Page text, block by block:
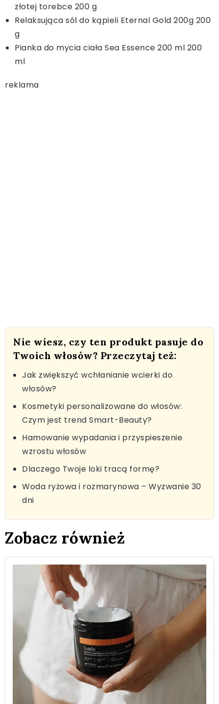
złotej torebce 200 g
Relaksująca sól do kąpieli Eternal Gold 200g 200
g
Pianka do mycia ciała Sea Essence 200 ml 200
ml
reklama
Nie wiesz, czy ten produkt pasuje do
Twoich włosów? Przeczytaj też:
Jak zwiększyć wchłanianie wcierki do
włosów?
Kosmetyki personalizowane do włosów:
Czym jest trend Smart-Beauty?
Hamowanie wypadania i przyspieszenie
wzrostu włosów
Dlaczego Twoje loki tracą formę?
Woda ryżowa i rozmarynowa – Wyzwanie 30
dni
Zobacz również